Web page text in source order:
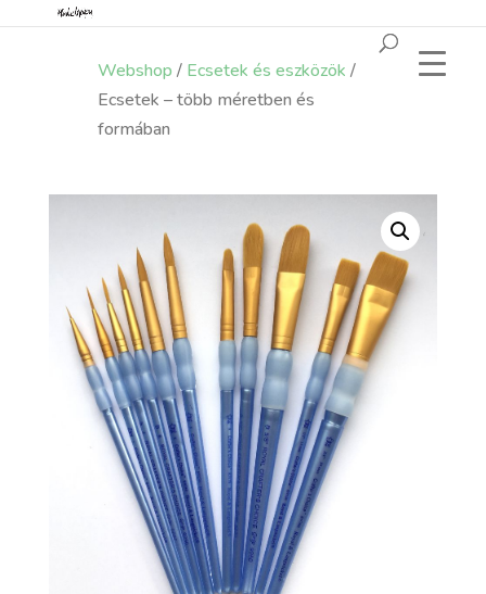
Webshop / Ecsetek és eszközök /
Ecsetek – több méretben és
formában